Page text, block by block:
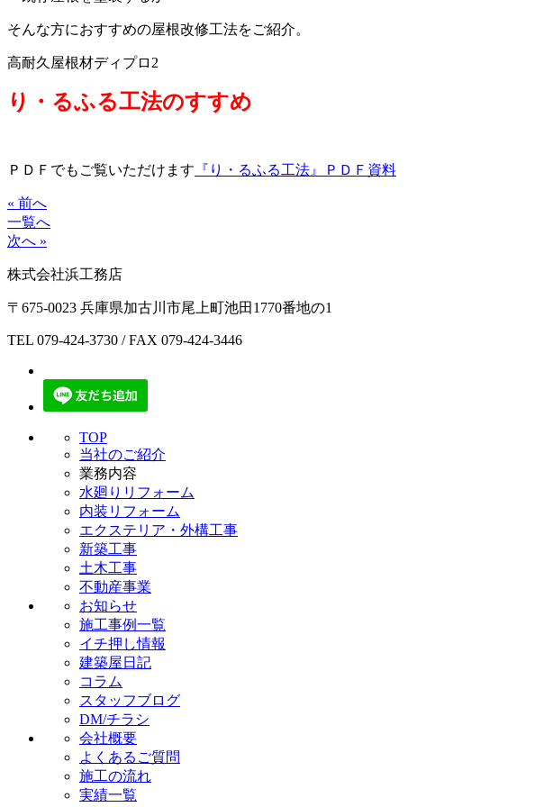
そんな方におすすめの屋根改修工法をご紹介。
高耐久屋根材ディプロ2
り・るふる工法のすすめ
ＰＤＦでもご覧いただけます 『り・るふる工法』ＰＤＦ資料
« 前へ
一覧へ
次へ »
株式会社浜工務店
〒675-0023 兵庫県加古川市尾上町池田1770番地の1
TEL 079-424-3730 / FAX 079-424-3446
TOP
当社のご紹介
業務内容
水廻りリフォーム
内装リフォーム
エクステリア・外構工事
新築工事
土木工事
不動産事業
お知らせ
施工事例一覧
イチ押し情報
建築屋日記
コラム
スタッフブログ
DM/チラシ
会社概要
よくあるご質問
施工の流れ
実績一覧